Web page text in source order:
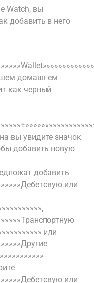
Watch‚ вы
добавить в него
домашнем
как черный
вы увидите значок
добавить новую
добавить
или
или
или